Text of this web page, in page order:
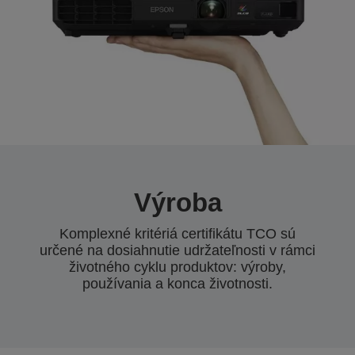
Výroba
Komplexné kritériá certifikátu TCO sú
určené na dosiahnutie udržateľnosti v rámci
životného cyklu produktov: výroby,
používania a konca životnosti.